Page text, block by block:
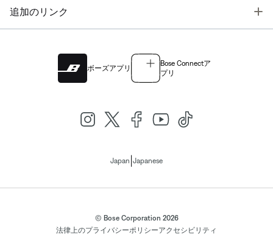
追加のリンク
ボーズアプリ
Bose Connectア
プリ
Japan Japanese
© Bose Corporation 2026
法律上のプライバシーポリシーアクセシビリティ